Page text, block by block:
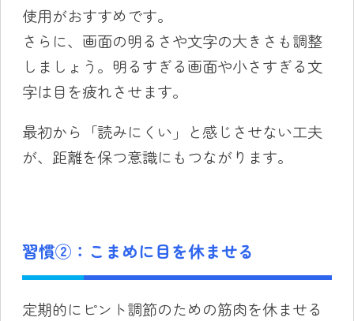
使用がおすすめです。
さらに、画面の明るさや文字の大きさも調整
しましょう。明るすぎる画面や小さすぎる文
字は目を疲れさせます。
最初から「読みにくい」と感じさせない工夫
が、距離を保つ意識にもつながります。
習慣②：こまめに目を休ませる
定期的にピント調節のための筋肉を休ませる